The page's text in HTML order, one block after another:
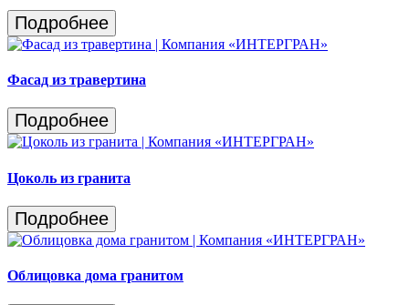
Подробнее
Фасад из травертина
Подробнее
Цоколь из гранита
Подробнее
Облицовка дома гранитом